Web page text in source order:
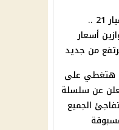
وصل كام الان عيار 21 ..
أسعار
من جديد
هتغطي على
عن سلسلة
الجميع